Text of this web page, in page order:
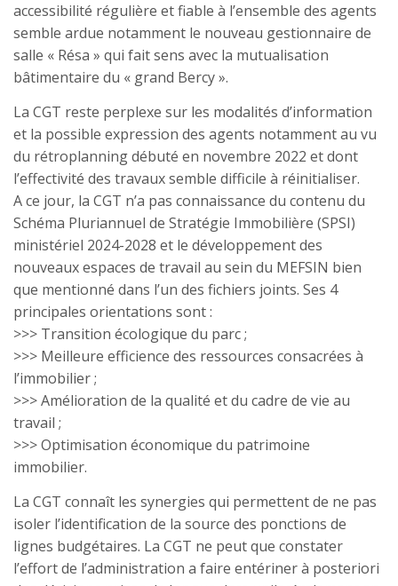
accessibilité régulière et fiable à l’ensemble des agents
semble ardue notamment le nouveau gestionnaire de
salle « Résa » qui fait sens avec la mutualisation
bâtimentaire du « grand Bercy ».
La CGT reste perplexe sur les modalités d’information
et la possible expression des agents notamment au vu
du rétroplanning débuté en novembre 2022 et dont
l’effectivité des travaux semble difficile à réinitialiser.
A ce jour, la CGT n’a pas connaissance du contenu du
Schéma Pluriannuel de Stratégie Immobilière (SPSI)
ministériel 2024-2028 et le développement des
nouveaux espaces de travail au sein du MEFSIN bien
que mentionné dans l’un des fichiers joints. Ses 4
principales orientations sont :
>>> Transition écologique du parc ;
>>> Meilleure efficience des ressources consacrées à
l’immobilier ;
>>> Amélioration de la qualité et du cadre de vie au
travail ;
>>> Optimisation économique du patrimoine
immobilier.
La CGT connaît les synergies qui permettent de ne pas
isoler l’identification de la source des ponctions de
lignes budgétaires. La CGT ne peut que constater
l’effort de l’administration a faire entériner à posteriori